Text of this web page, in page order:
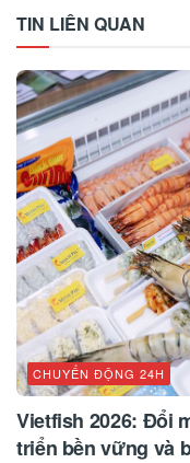
TIN LIÊN QUAN
CHUYỂN ĐỘNG 24H
Vietfish 2026: Đổi
triển bền vững và